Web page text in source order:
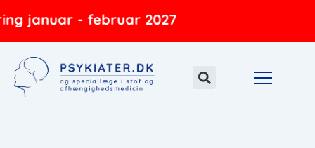
Gå
indholdet
januar - februar 2027